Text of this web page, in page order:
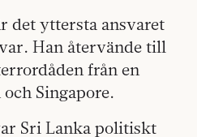
det yttersta ansvaret
Han återvände till
från en
Singapore.
Sri Lanka politiskt